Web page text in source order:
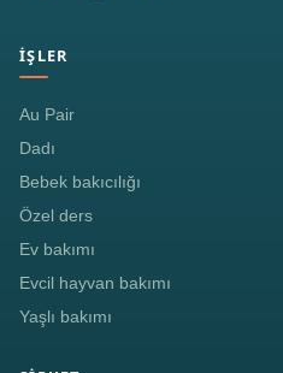
İŞLER
Au Pair
Dadı
Bebek bakıcılığı
Özel ders
Ev bakımı
Evcil hayvan bakımı
Yaşlı bakımı